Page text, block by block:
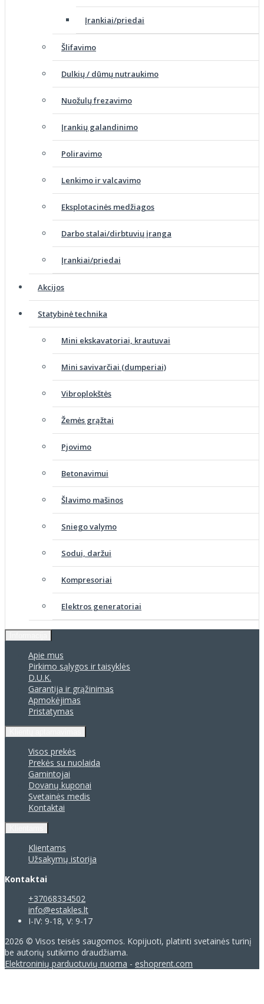
Įrankiai/priedai
Šlifavimo
Dulkių / dūmų nutraukimo
Nuožulų frezavimo
Įrankių galandinimo
Poliravimo
Lenkimo ir valcavimo
Eksplotacinės medžiagos
Darbo stalai/dirbtuvių įranga
Įrankiai/priedai
Akcijos
Statybinė technika
Mini ekskavatoriai, krautuvai
Mini savivarčiai (dumperiai)
Vibroplokštės
Žemės grąžtai
Pjovimo
Betonavimui
Šlavimo mašinos
Sniego valymo
Sodui, daržui
Kompresoriai
Elektros generatoriai
Apie mus
Pirkimo sąlygos ir taisyklės
D.U.K.
Garantija ir grąžinimas
Apmokėjimas
Pristatymas
Visos prekės
Prekės su nuolaida
Gamintojai
Dovanų kuponai
Svetainės medis
Kontaktai
Klientams
Užsakymų istorija
Kontaktai
+37068334502
info@estakles.lt
I-IV: 9-18, V: 9-17
2026 © Visos teisės saugomos. Kopijuoti, platinti svetainės turinį
be autorių sutikimo draudžiama.
Elektroninių parduotuvių nuoma - eshoprent.com